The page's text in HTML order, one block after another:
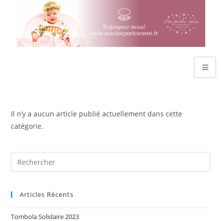
Il n’y a aucun article publié actuellement dans cette
catégorie.
Articles Récents
Tombola Solidaire 2023